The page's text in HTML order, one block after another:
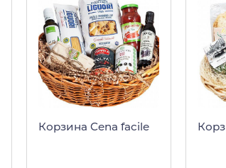
Корзина Cena facile